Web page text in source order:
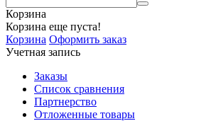
Корзина
Корзина еще пуста!
Корзина Оформить заказ
Учетная запись
Заказы
Список сравнения
Партнерство
Отложенные товары